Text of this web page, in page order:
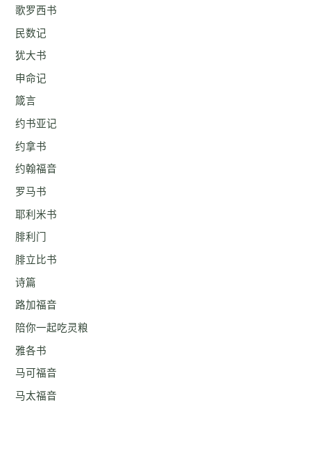
歌罗西书
民数记
犹大书
申命记
箴言
约书亚记
约拿书
约翰福音
罗马书
耶利米书
腓利门
腓立比书
诗篇
路加福音
陪你一起吃灵粮
雅各书
马可福音
马太福音